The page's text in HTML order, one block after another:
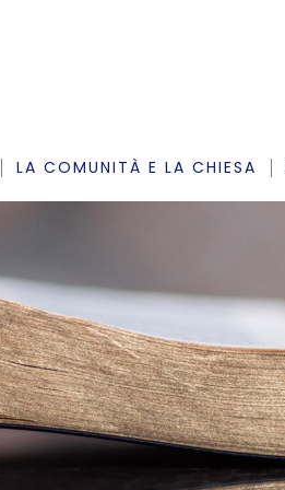
LA COMUNITÀ E LA CHIESA